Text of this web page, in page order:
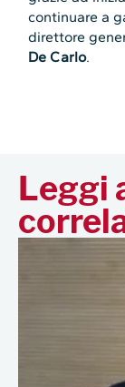
continuare a
direttore
De Carlo.
Leggi